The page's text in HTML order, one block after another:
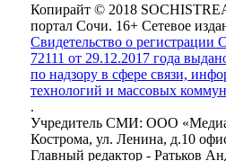
Копирайт © 2018
портал Сочи. 16+ Сетевое
Свидетельство о
72111 от 29.12.2017 года
по надзору в сфере связи,
технологий и массовых
.
Учредитель СМИ: ООО
Кострома, ул. Ленина, д.10
Главный редактор - Ратьков